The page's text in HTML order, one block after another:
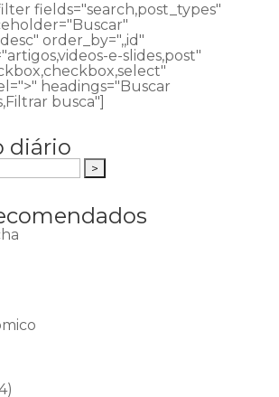
fields="search,post_types"
order_by=",,id"
e-slides,post"
headings="Buscar
busca"]
diário